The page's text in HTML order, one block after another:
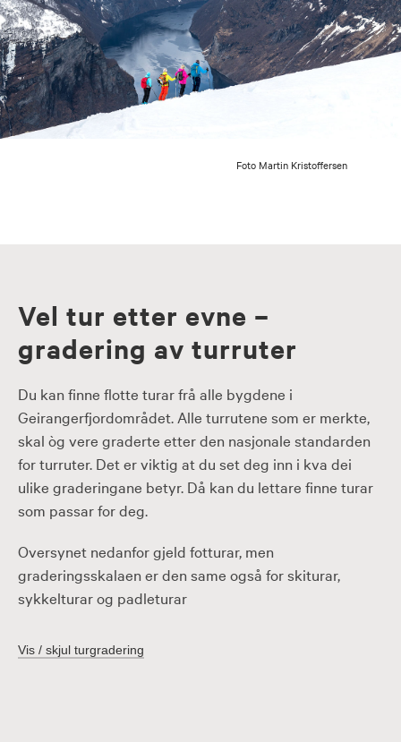
Foto Martin Kristoffersen
Vel tur etter evne –
gradering av turruter
Du kan finne flotte turar frå alle bygdene i
Geirangerfjordområdet. Alle turrutene som er merkte,
skal òg vere graderte etter den nasjonale standarden
for turruter. Det er viktig at du set deg inn i kva dei
ulike graderingane betyr. Då kan du lettare finne turar
som passar for deg.
Oversynet nedanfor gjeld fotturar, men
graderingsskalaen er den same også for skiturar,
sykkelturar og padleturar
Vis / skjul turgradering